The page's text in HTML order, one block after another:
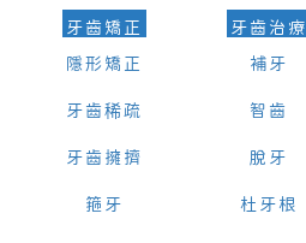
牙齒矯正
隱形矯正
牙齒稀疏
牙齒擁擠
箍牙
牙齒治療
補牙
智齒
脫牙
杜牙根